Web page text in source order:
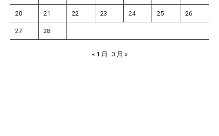
20 21 22 23 24 25 26
27 28
« 1 月 3 月 »